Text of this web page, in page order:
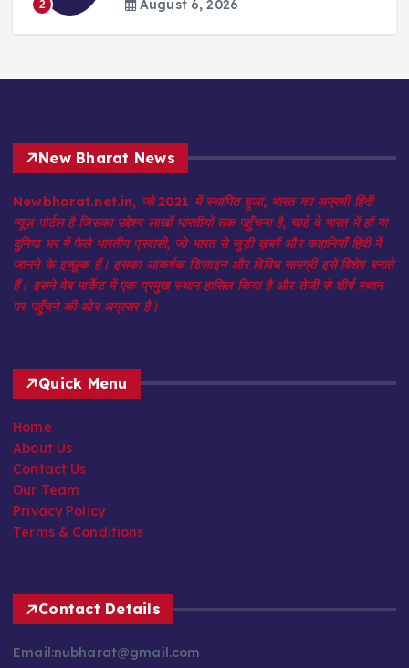
2
August 6, 2026
New Bharat News
Newbharat.net.in, जो 2021 में स्थापित हुआ, भारत का अग्रणी हिंदी
न्यूज़ पोर्टल है जिसका उद्देश्य लाखों भारतीयों तक पहुँचना है, चाहे वे भारत में हों या
दुनिया भर में फैले भारतीय प्रवासी, जो भारत से जुड़ी ख़बरें और कहानियाँ हिंदी में
जानने के इच्छुक हैं। इसका आकर्षक डिज़ाइन और विविध सामग्री इसे विशेष बनाते
हैं। इसने वेब मार्केट में एक प्रमुख स्थान हासिल किया है और तेजी से शीर्ष स्थान
पर पहुँचने की ओर अग्रसर है।
Quick Menu
Home
About Us
Contact Us
Our Team
Privacy Policy
Terms & Conditions
Contact Details
Email:nubharat@gmail.com